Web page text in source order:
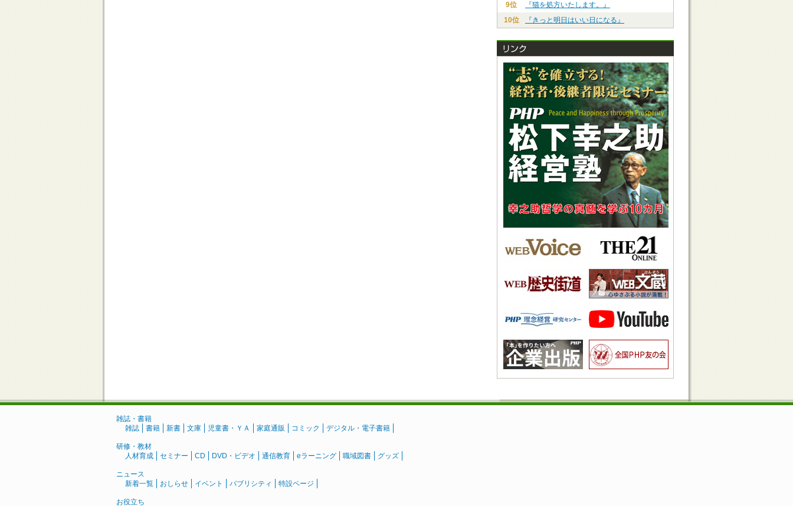
9位
『猫を処方いたします。』
10位
『きっと明日はいい日になる』
雑誌・書籍
雑誌
書籍 新書 文庫 児童書・ＹＡ 家庭通販 コミック デジタル・電子書籍
研修・教材
人材育成
セミナー CD DVD・ビデオ 通信教育 eラーニング 職域図書 グッズ
ニュース
新着一覧
おしらせ イベント パブリシティ 特設ページ
お役立ち